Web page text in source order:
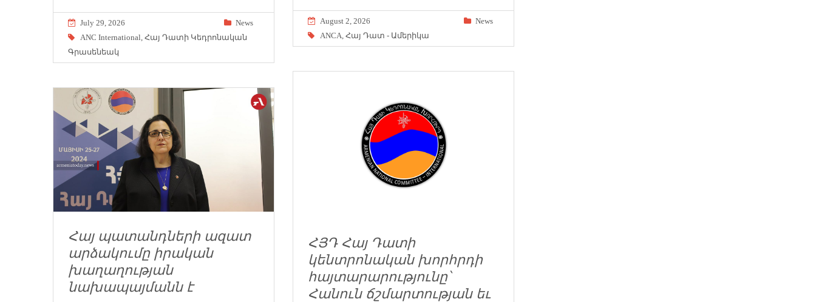
August 2, 2026
News
ANCA Հայ Դատ - Ամերիկա
July 29, 2026
News
ANC International Հայ Դատի Կեդրոնական
Գրասենեակ
ՀՅԴ Հայ Դատի
կենտրոնական խորհրդի
հայտարարությունը՝
Հանուն ճշմարտության եւ
Հայ պատանդների ազատ
արձակումը իրական
խաղաղության
նախապայմանն է